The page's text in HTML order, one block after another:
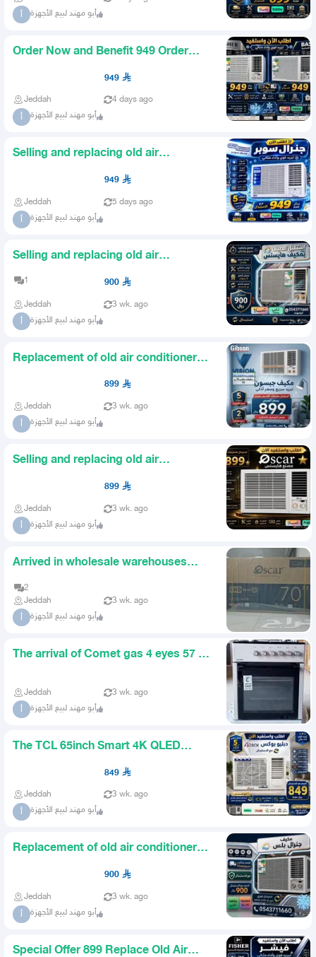
أ أبو مهند لبيع الأجهزة
Order Now and Benefit 949 Order
Now and Benefit Basic 949 Or
949
Jeddah 4 days ago
أ أبو مهند لبيع الأجهزة
Selling and replacing old air
conditioners delivery installa
949
Jeddah 5 days ago
أ أبو مهند لبيع الأجهزة
Selling and replacing old air
conditioners 899 Hisense windo
1 900
Jeddah 3 wk. ago
أ أبو مهند لبيع الأجهزة
Replacement of old air conditioners
899
Jeddah 3 wk. ago
أ أبو مهند لبيع الأجهزة
Selling and replacing old air
conditioners arrived we have O
899
Jeddah 3 wk. ago
أ أبو مهند لبيع الأجهزة
Arrived in wholesale warehouses
2
Jeddah
3 wk. ago
أ أبو مهند لبيع الأجهزة
The arrival of Comet gas 4 eyes 57 57
Jeddah 3 wk. ago
أ أبو مهند لبيع الأجهزة
The TCL 65inch Smart 4K QLED
120Hz screen has arrived
849
Jeddah 3 wk. ago
أ أبو مهند لبيع الأجهزة
Replacement of old air conditioners
General Plus 18 window c
900
Jeddah 3 wk. ago
أ أبو مهند لبيع الأجهزة
Special Offer 899 Replace Old Air